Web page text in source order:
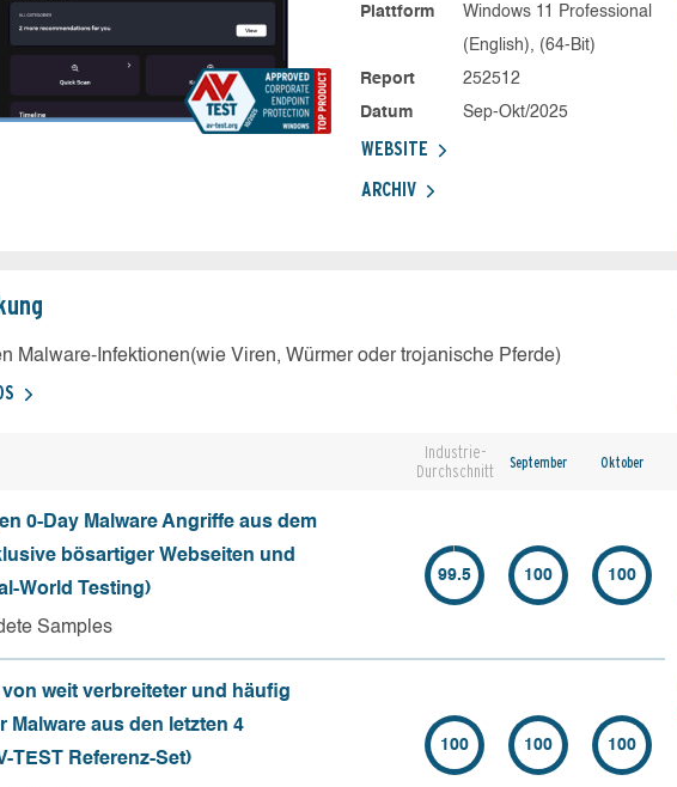
Plattform
Windows 11 Professional
(English), (64-Bit)
Report
252512
Datum
Sep-Okt/2025
WEBSITE
ARCHIV
Malware-Infektionen(wie Viren, Würmer oder trojanische Pferde)
Industrie-
Durchschnitt
September Oktober
0-Day Malware Angriffe aus dem
bösartiger Webseiten und
World Testing)
Samples
99.5 100 100
weit verbreiteter und häufig
Malware aus den letzten 4
TEST Referenz-Set)
100 100 100